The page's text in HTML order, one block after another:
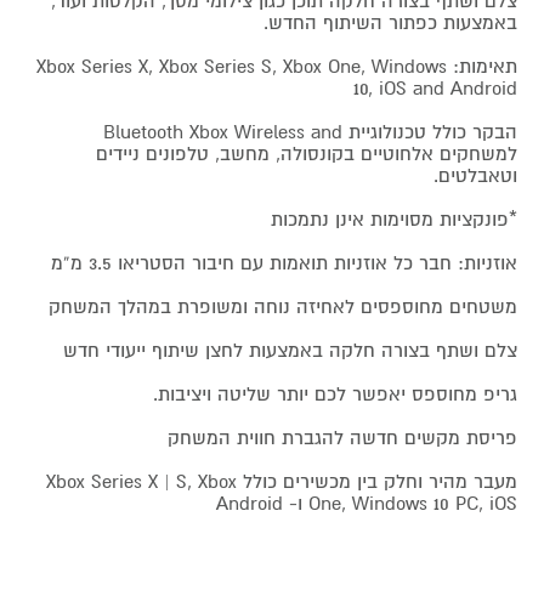
באמצעות כפתור השיתוף החדש.
תאימות: Xbox Series X, Xbox Series S, Xbox One, Windows
10, iOS and Android
הבקר כולל טכנולוגיית Bluetooth Xbox Wireless and
למשחקים אלחוטיים בקונסולה, מחשב, טלפונים ניידים
וטאבלטים.
*פונקציות מסוימות אינן נתמכות
אוזניות: חבר כל אוזניות תואמות עם חיבור הסטריאו 3.5 מ”מ
משטחים מחוספסים לאחיזה נוחה ומשופרת במהלך המשחק
צלם ושתף בצורה חלקה באמצעות לחצן שיתוף ייעודי חדש
גריפ מחוספס יאפשר לכם יותר שליטה ויציבות.
פריסת מקשים חדשה להגברת חווית המשחק
מעבר מהיר וחלק בין מכשירים כולל Xbox Series X | S, Xbox
One, Windows 10 PC, iOS ו- Android